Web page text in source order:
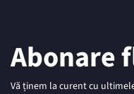
Abonare
Vă ținem la curent cu